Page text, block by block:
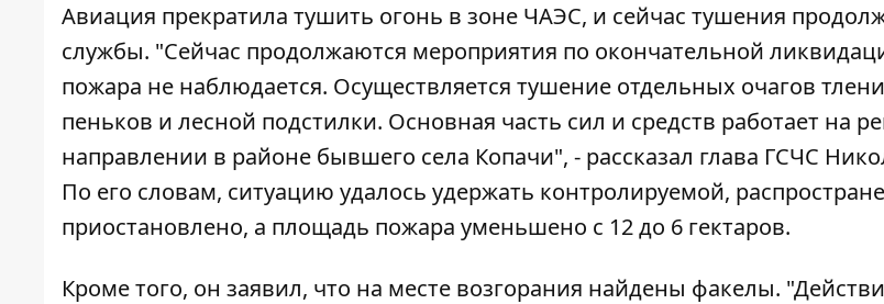
Авиация прекратила тушить огонь в зоне ЧАЭС, и сейчас тушения
службы. "Сейчас продолжаются мероприятия по окончательной
пожара не наблюдается. Осуществляется тушение отдельных очагов
пеньков и лесной подстилки. Основная часть сил и средств работает на
направлении в районе бывшего села Копачи", - рассказал глава ГСЧС
По его словам, ситуацию удалось удержать контролируемой,
приостановлено, а площадь пожара уменьшено с 12 до 6 гектаров.
Кроме того, он заявил, что на месте возгорания найдены факелы.